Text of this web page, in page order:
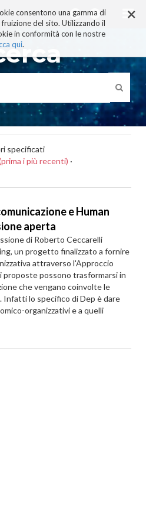
×
consentono una gamma di
del sito. Utilizzando il
in conformità con le nostre
qui.
specificati
i più recenti) ·
e Human
aperta
di Roberto Ceccarelli
un progetto finalizzato a fornire
attraverso l'Approccio
proposte possono trasformarsi in
che vengano coinvolte le
Infatti lo specifico di Dep è dare
organizzativi e a quelli